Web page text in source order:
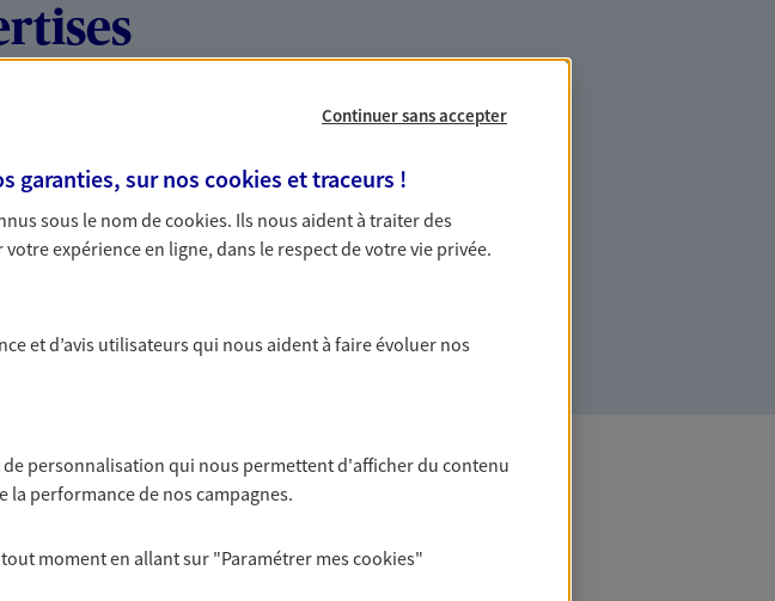
entreprises
Comme vous, nous sommes des indépendants. Nous
bâtissons ensemble des solutions cohérentes pour protéger
& Banque
Continuer sans accepter
garanties, sur noscookies et traceurs !
sous le nom decookies. Ils nous aident à traiter des
expérience en ligne, dans le respect de votre vie privée.
et d’avis utilisateurs qui nous aident à faire évoluer nos
personnalisation qui nous permettent d'afficher du contenu
la performance de nos campagnes.
tout moment en allant sur "Paramétrer mescookies"